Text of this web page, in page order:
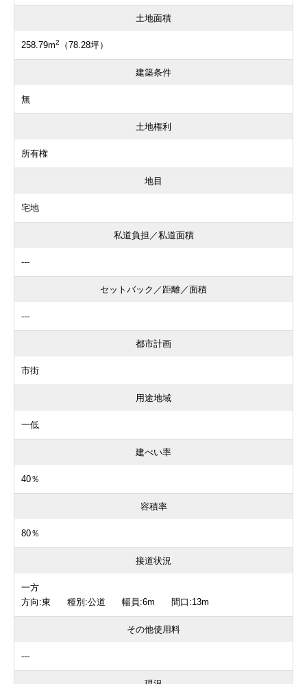
土地面積
258.79m2 （78.28坪）
建築条件
無
土地権利
所有権
地目
宅地
私道負担／私道面積
---
セットバック／距離／面積
---
都市計画
市街
用途地域
一低
建ぺい率
40％
容積率
80％
接道状況
一方
方向:東 種別:公道 幅員:6m 間口:13m
その他使用料
---